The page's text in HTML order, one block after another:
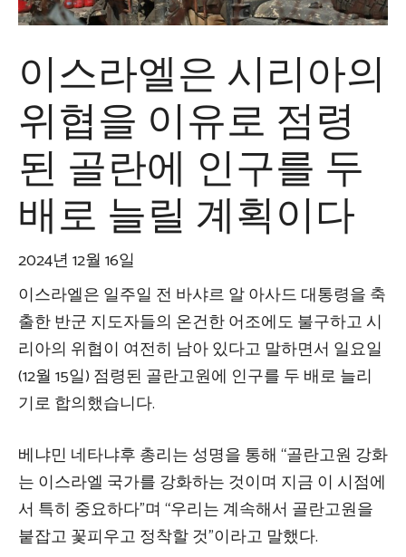
이스라엘은 시리아의
위협을 이유로 점령
된 골란에 인구를 두
배로 늘릴 계획이다
2024년 12월 16일
이스라엘은 일주일 전 바샤르 알 아사드 대통령을 축
출한 반군 지도자들의 온건한 어조에도 불구하고 시
리아의 위협이 여전히 남아 있다고 말하면서 일요일
(12월 15일) 점령된 골란고원에 인구를 두 배로 늘리
기로 합의했습니다.
베냐민 네타냐후 총리는 성명을 통해 “골란고원 강화
는 이스라엘 국가를 강화하는 것이며 지금 이 시점에
서 특히 중요하다”며 “우리는 계속해서 골란고원을
붙잡고 꽃피우고 정착할 것”이라고 말했다.